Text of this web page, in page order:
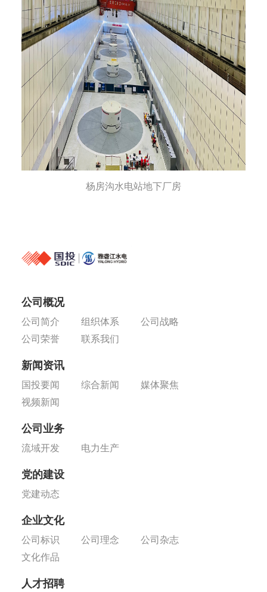
杨房沟水电站地下厂房
公司概况
公司简介 组织体系
公司战略
公司荣誉
联系我们
新闻资讯
国投要闻 综合新闻
媒体聚焦
视频新闻
公司业务
流域开发 电力生产
党的建设
党建动态
企业文化
公司标识 公司理念
公司杂志
文化作品
人才招聘